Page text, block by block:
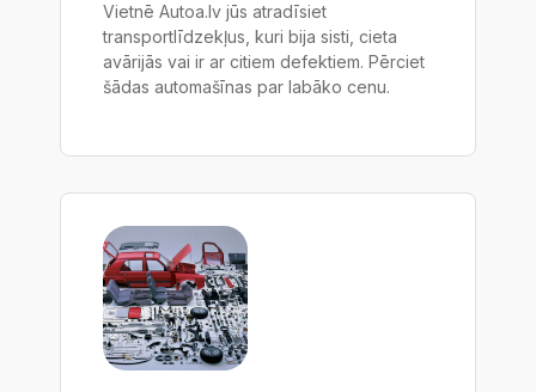
Vietnē Autoa.lv jūs atradīsiet
transportlīdzekļus, kuri bija sisti, cieta
avārijās vai ir ar citiem defektiem. Pērciet
šādas automašīnas par labāko cenu.